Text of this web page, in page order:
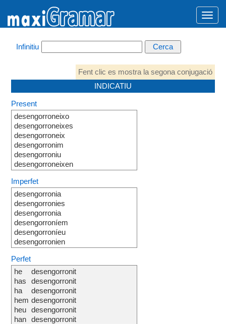
Infinitiu
Fent clic es mostra la segona conjugació
INDICATIU
Present
desengorroneixo
desengorroneixes
desengorroneix
desengorronim
desengorroniu
desengorroneixen
Imperfet
desengorronia
desengorronies
desengorronia
desengorroníem
desengorroníeu
desengorronien
Perfet
he
has
ha
hem
heu
han
desengorronit
desengorronit
desengorronit
desengorronit
desengorronit
desengorronit